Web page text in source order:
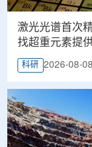
激光光谱首次
找超重元素提
科研 2026-08-08